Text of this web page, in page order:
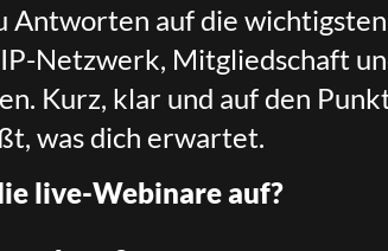
Antworten auf die
Netzwerk, Mitgliedschaft
Kurz, klar und auf den
was dich erwartet.
live-Webinare auf?